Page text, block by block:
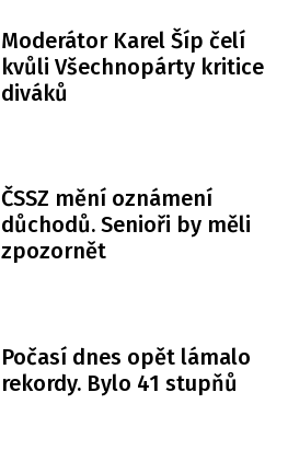
Moderátor Karel Šíp čelí
kvůli Všechnopárty kritice
diváků
ČSSZ mění oznámení
důchodů. Senioři by měli
zpozornět
Počasí dnes opět lámalo
rekordy. Bylo 41 stupňů